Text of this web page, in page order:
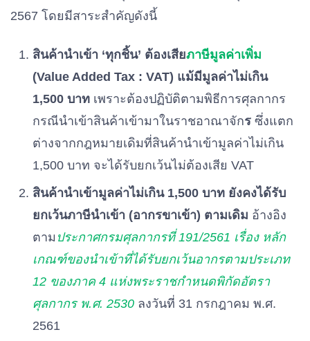
2567 โดยมีสาระสำคัญดังนี้
สินค้านำเข้า ‘ทุกชิ้น’ ต้องเสียภาษีมูลค่าเพิ่ม
(Value Added Tax : VAT) แม้มีมูลค่าไม่เกิน
1,500 บาท เพราะต้องปฏิบัติตามพิธีการศุลกากร
กรณีนำเข้าสินค้าเข้ามาในราชอาณาจักร ซึ่งแตก
ต่างจากกฎหมายเดิมที่สินค้านำเข้ามูลค่าไม่เกิน
1,500 บาท จะได้รับยกเว้นไม่ต้องเสีย VAT
สินค้านำเข้ามูลค่าไม่เกิน 1,500 บาท ยังคงได้รับ
ยกเว้นภาษีนำเข้า (อากรขาเข้า) ตามเดิม อ้างอิง
ตาม ประกาศกรมศุลกากรที่ 191/2561 เรื่อง หลัก
เกณฑ์ของนำเข้าที่ได้รับยกเว้นอากรตามประเภท
12 ของภาค 4 แห่งพระราชกำหนดพิกัดอัตรา
ศุลกากร พ.ศ. 2530 ลงวันที่ 31 กรกฎาคม พ.ศ.
2561